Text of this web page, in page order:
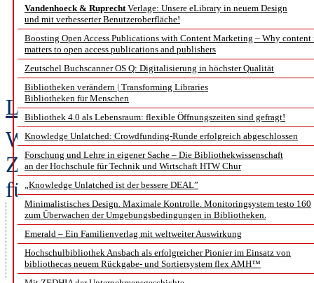
Vandenhoeck & RuprechtVerlage: Unsere eLibrary in neuem Design
und mit verbesserter Benutzeroberfläche!
Boosting Open Access Publications with Content Marketing – Why content
matters to open access publications and publishers
Zeutschel Buchscanner OS Q: Digitalisierung in höchster Qualität
Bibliotheken verändern | Transforming Libraries
Bibliotheken für Menschen
Bibliothek 4.0 als Lebensraum: flexible Öffnungszeiten sind gefragt!
Knowledge Unlatched: Crowdfunding-Runde erfolgreich abgeschlossen
Forschung und Lehre in eigener Sache – Die Bibliothekwissenschaft
an der Hochschule für Technik und Wirtschaft HTW Chur
„Knowledge Unlatched ist der bessere DEAL”
Minimalistisches Design. Maximale Kontrolle. Monitoringsystem testo 160
zum Überwachen der Umgebungsbedingungen in Bibliotheken.
Emerald – Ein Familienverlag mit weltweiter Auswirkung
Hochschulbibliothek Ansbach als erfolgreicher Pionier im Einsatz von
bibliothecas neuem Rückgabe- und Sortiersystem flex AMH™
Smarte
Bericht über die
Linda Freyberg
Was macht eine smarte
Zukunft aus? Mit diesen Fragen
für „Visualisierung von Daten
– Symposium an der FH
konnten die Teilnehmenden
der „schlauen Bibliothek”